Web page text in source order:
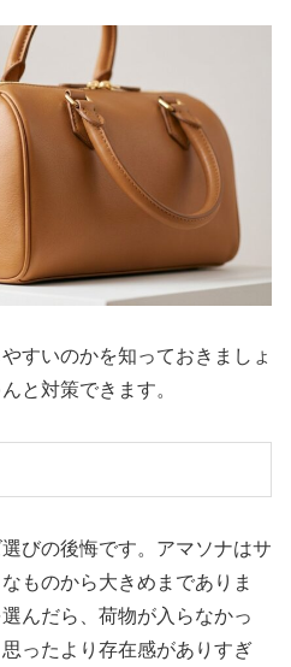
すいのかを知っておきましょ
と対策できます。
びの後悔です。アマソナはサ
ものから大きめまでありま
んだら、荷物が入らなかっ
ったより存在感がありすぎ